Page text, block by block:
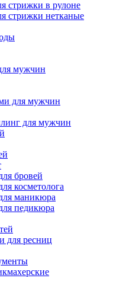
стрижки в рулоне
стрижки нетканые
мужчин
для мужчин
для мужчин
бровей
косметолога
маникюра
педикюра
для ресниц